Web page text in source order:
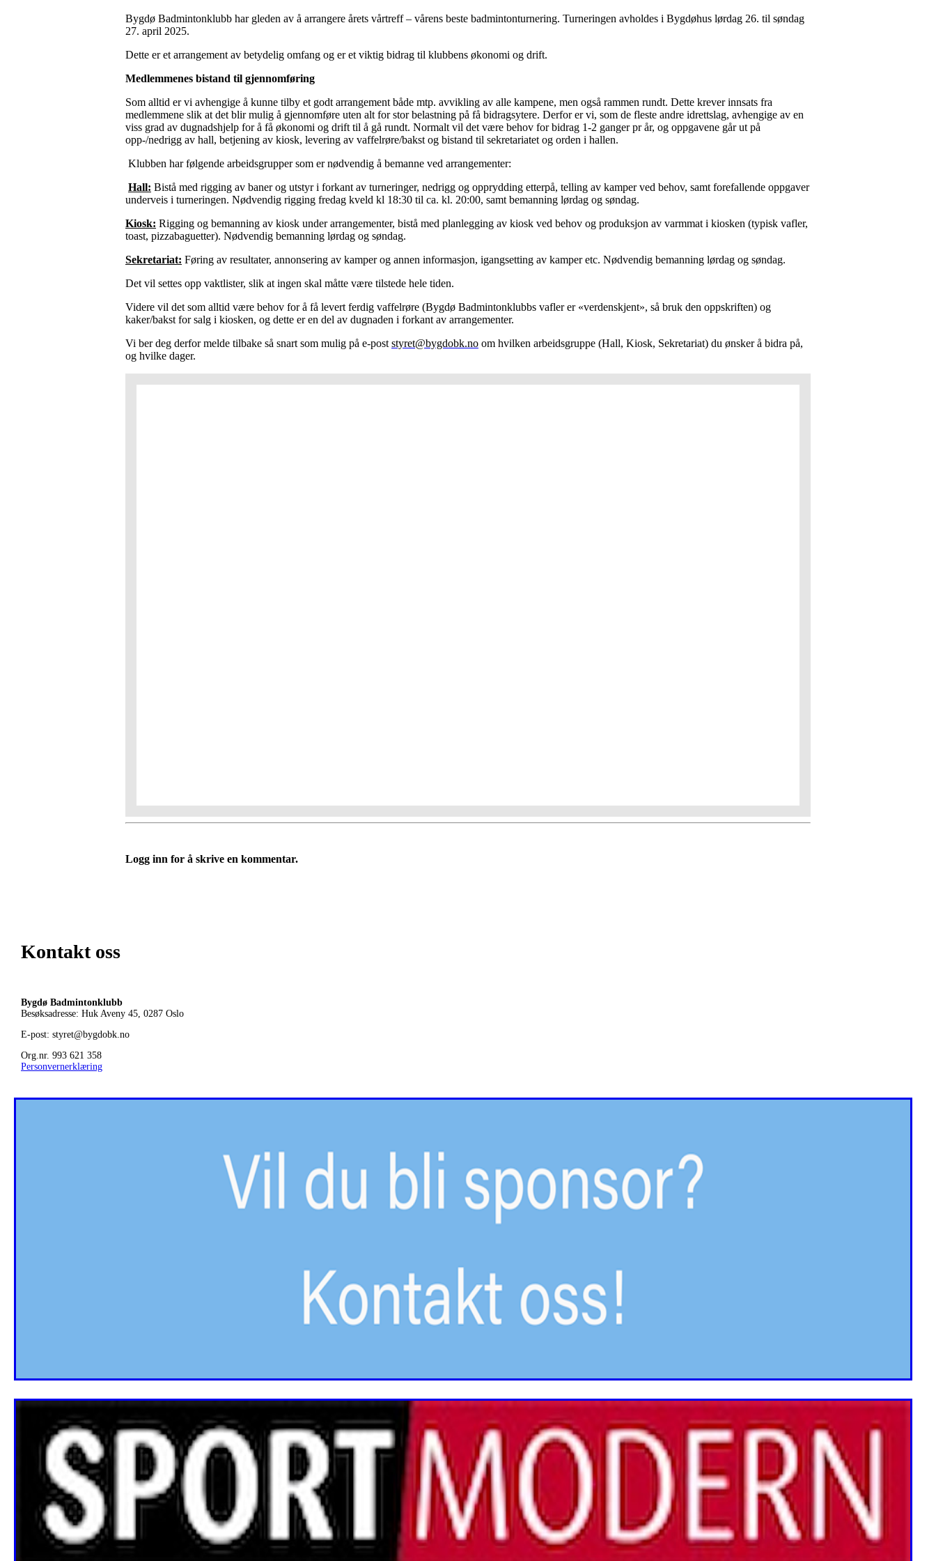
Bygdø Badmintonklubb har gleden av å arrangere årets vårtreff – vårens beste badmintonturnering. Turneringen avholdes i Bygdøhus lørdag 26. til søndag
27. april 2025.
Dette er et arrangement av betydelig omfang og er et viktig bidrag til klubbens økonomi og drift.
Medlemmenes bistand til gjennomføring
Som alltid er vi avhengige å kunne tilby et godt arrangement både mtp. avvikling av alle kampene, men også rammen rundt. Dette krever innsats fra
medlemmene slik at det blir mulig å gjennomføre uten alt for stor belastning på få bidragsytere. Derfor er vi, som de fleste andre idrettslag, avhengige av en
viss grad av dugnadshjelp for å få økonomi og drift til å gå rundt. Normalt vil det være behov for bidrag 1-2 ganger pr år, og oppgavene går ut på
opp-/nedrigg av hall, betjening av kiosk, levering av vaffelrøre/bakst og bistand til sekretariatet og orden i hallen.
Klubben har følgende arbeidsgrupper som er nødvendig å bemanne ved arrangementer:
Hall: Bistå med rigging av baner og utstyr i forkant av turneringer, nedrigg og opprydding etterpå, telling av kamper ved behov, samt forefallende oppgaver
underveis i turneringen. Nødvendig rigging fredag kveld kl 18:30 til ca. kl. 20:00, samt bemanning lørdag og søndag.
Kiosk: Rigging og bemanning av kiosk under arrangementer, bistå med planlegging av kiosk ved behov og produksjon av varmmat i kiosken (typisk vafler,
toast, pizzabaguetter). Nødvendig bemanning lørdag og søndag.
Sekretariat: Føring av resultater, annonsering av kamper og annen informasjon, igangsetting av kamper etc. Nødvendig bemanning lørdag og søndag.
Det vil settes opp vaktlister, slik at ingen skal måtte være tilstede hele tiden.
Videre vil det som alltid være behov for å få levert ferdig vaffelrøre (Bygdø Badmintonklubbs vafler er «verdenskjent», så bruk den oppskriften) og
kaker/bakst for salg i kiosken, og dette er en del av dugnaden i forkant av arrangementer.
Vi ber deg derfor melde tilbake så snart som mulig på e-post styret@bygdobk.no om hvilken arbeidsgruppe (Hall, Kiosk, Sekretariat) du ønsker å bidra på,
og hvilke dager.
Logg inn for å skrive en kommentar.
Kontakt oss
Bygdø Badmintonklubb
Besøksadresse: Huk Aveny 45, 0287 Oslo
E-post: styret@bygdobk.no
Org.nr. 993 621 358
Personvernerklæring